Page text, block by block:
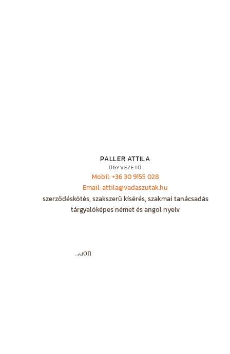
PALLER ATTILA
ÜGYVEZETŐ
Mobil: +36 30 9155 028
Email: attila@vadaszutak.hu
szerződéskötés, szakszerű kísérés, szakmai tanácsadás
tárgyalóképes német és angol nyelv